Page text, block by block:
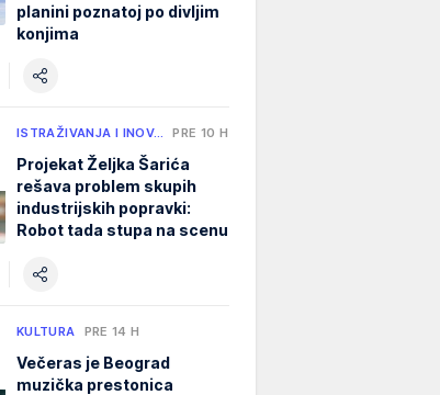
planini poznatoj po divljim
konjima
ISTRAŽIVANJA I INOV… PRE 10 H
Projekat Željka Šarića
rešava problem skupih
industrijskih popravki:
Robot tada stupa na scenu
KULTURA PRE 14 H
Večeras je Beograd
muzička prestonica